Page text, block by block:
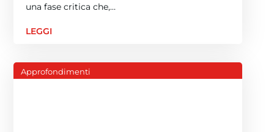
una fase critica che,…
LEGGI
Approfondimenti